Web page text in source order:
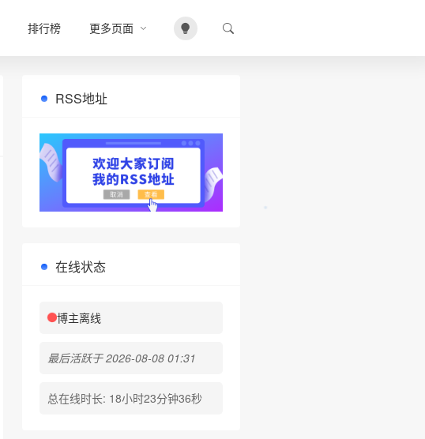
排行榜 更多页面
RSS地址
在线状态
博主离线
最后活跃于 2026-08-08 01:31
总在线时长: 18小时23分钟36秒